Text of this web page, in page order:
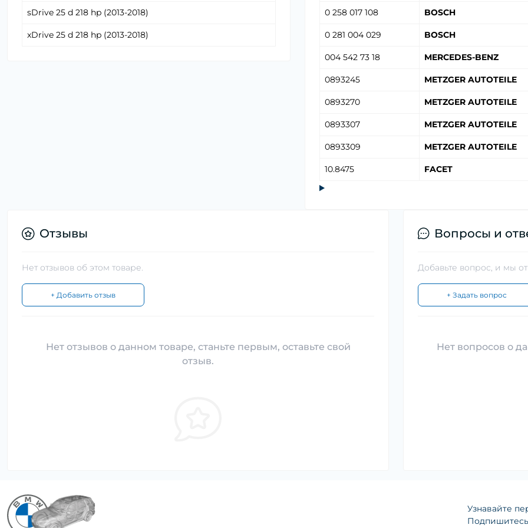
sDrive 25 d 218 hp (2013-2018)
xDrive 25 d 218 hp (2013-2018)
0 258 017 108 BOSCH
0 281 004 029 BOSCH
004 542 73 18 MERCEDES-BENZ
0893245 METZGER AUTOTEILE
0893270 METZGER AUTOTEILE
0893307 METZGER AUTOTEILE
0893309 METZGER AUTOTEILE
10.8475 FACET
Отзывы
Нет отзывов об этом товаре.
+ Добавить отзыв
Нет отзывов о данном товаре, станьте первым, оставьте свой
отзыв.
Вопросы и
Добавьте вопрос, и мы
+ Задать вопрос
Нет вопросов о
Узнавайте